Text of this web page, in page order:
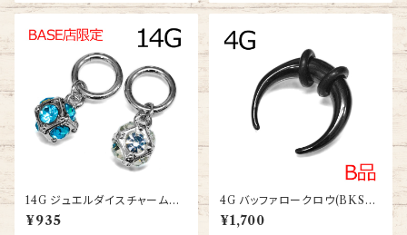
14G ジュエルダイスチャーム付
きワンタッチセグメント(RSQ-0
436-14G-SS)
¥935
4G バッファロークロウ(BKSS-
BF002-4G-BK)
¥1,700